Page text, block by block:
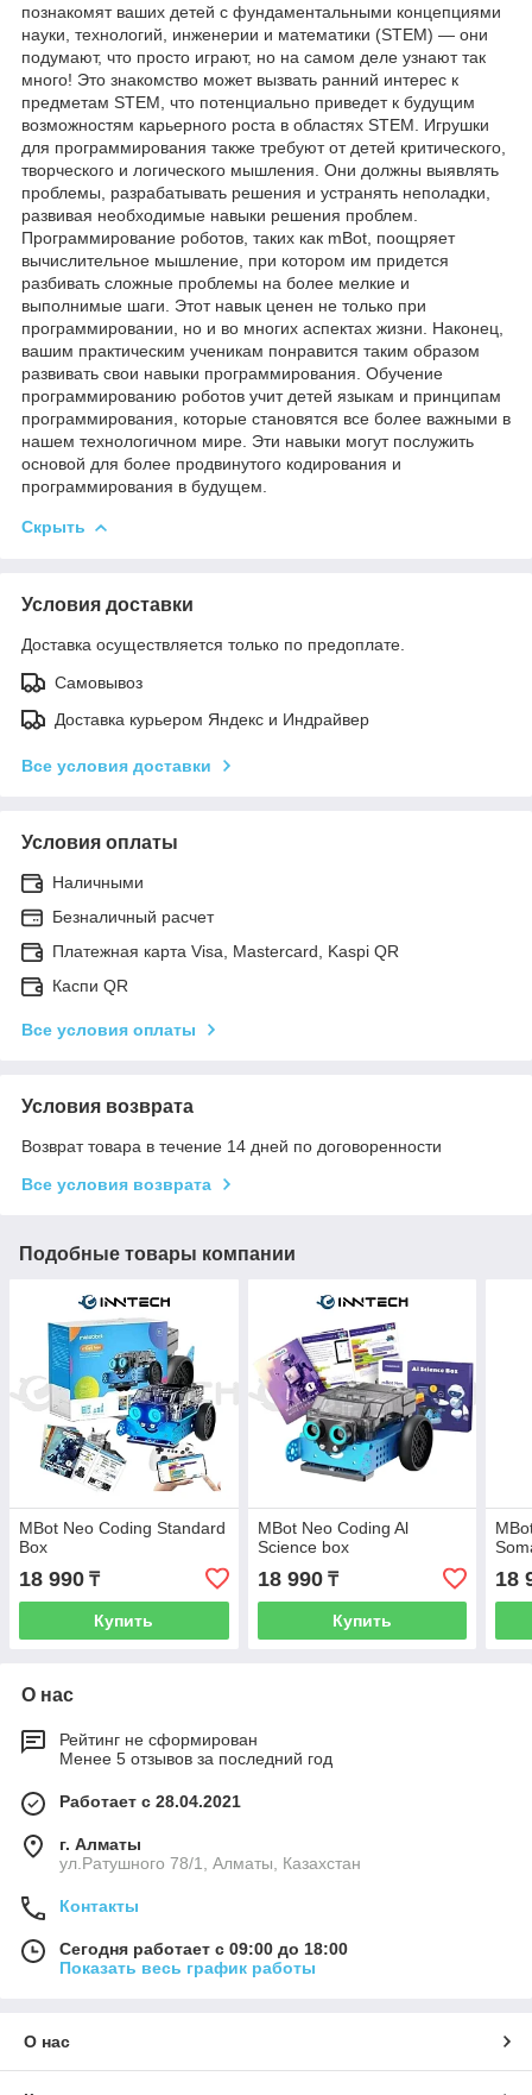
познакомят ваших детей с фундаментальными концепциями
науки, технологий, инженерии и математики (STEM) — они
подумают, что просто играют, но на самом деле узнают так
много! Это знакомство может вызвать ранний интерес к
предметам STEM, что потенциально приведет к будущим
возможностям карьерного роста в областях STEM. Игрушки
для программирования также требуют от детей критического,
творческого и логического мышления. Они должны выявлять
проблемы, разрабатывать решения и устранять неполадки,
развивая необходимые навыки решения проблем.
Программирование роботов, таких как mBot, поощряет
вычислительное мышление, при котором им придется
разбивать сложные проблемы на более мелкие и
выполнимые шаги. Этот навык ценен не только при
программировании, но и во многих аспектах жизни. Наконец,
вашим практическим ученикам понравится таким образом
развивать свои навыки программирования. Обучение
программированию роботов учит детей языкам и принципам
программирования, которые становятся все более важными в
нашем технологичном мире. Эти навыки могут послужить
основой для более продвинутого кодирования и
программирования в будущем.
Скрыть
Условия доставки
Доставка осуществляется только по предоплате.
Самовывоз
Доставка курьером Яндекс и Индрайвер
Все условия доставки
Условия оплаты
Наличными
Безналичный расчет
Платежная карта Visa, Mastercard, Kaspi QR
Каспи QR
Все условия оплаты
Условия возврата
Возврат товара в течение 14 дней по договоренности
Все условия возврата
Подобные товары компании
MBot Neo Coding Standard
Box
18 990 ₸
Купить
MBot Neo Coding Al
Science box
18 990₸
Купить
18
О нас
Рейтинг не сформирован
Менее 5 отзывов за последний год
Работает с 28.04.2021
г. Алматы
ул.Ратушного 78/1, Алматы, Казахстан
Контакты
Сегодня работает с 09:00 до 18:00
Показать весь график работы
О нас